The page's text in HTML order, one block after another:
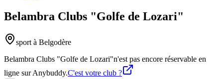
Belambra Clubs "Golfe de Lozari"
sport à Belgodère
Belambra Clubs "Golfe de Lozari"n'est pas encore réservable en
ligne sur Anybuddy.C'est votre club ?